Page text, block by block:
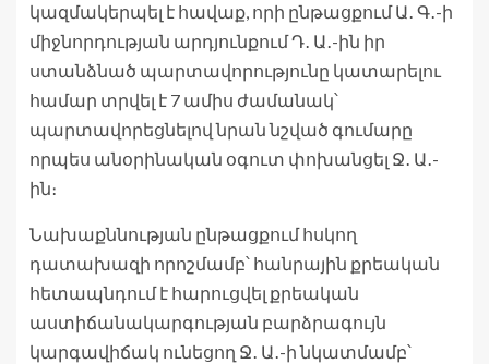
կազմակերպել է հավաք, որի ընթացքում Ա․ Գ․-ի
միջնորդության արդյունքում Դ․ Ա․-ին իր
ստանձնած պարտավորությունը կատարելու
համար տրվել է 7 ամիս ժամանակ՝
պարտավորեցնելով նրան նշված գումարը
որպես անօրինական օգուտ փոխանցել Ջ․ Ա․-
ին։
Նախաքննության ընթացքում հսկող
դատախազի որոշմամբ՝ հանրային քրեական
հետապնդում է հարուցվել քրեական
աստիճանակարգության բարձրագույն
կարգավիճակ ունեցող Ջ․ Ա․-ի նկատմամբ՝